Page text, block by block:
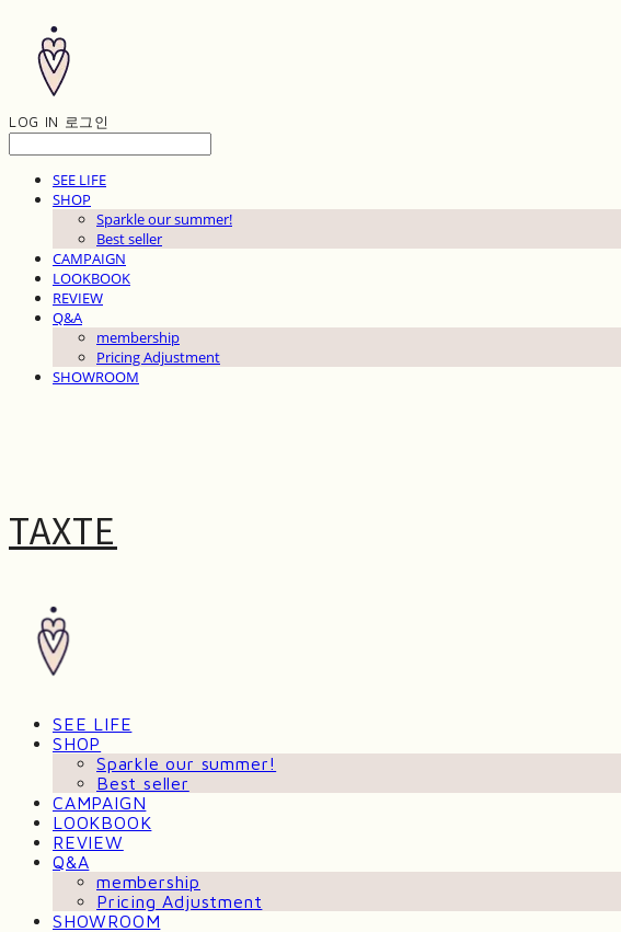
LOG IN 로그인
SEE LIFE
SHOP
Sparkle our summer!
Best seller
CAMPAIGN
LOOKBOOK
REVIEW
Q&A
membership
Pricing Adjustment
SHOWROOM
TAXTE
SEE LIFE
SHOP
Sparkle our summer!
Best seller
CAMPAIGN
LOOKBOOK
REVIEW
Q&A
membership
Pricing Adjustment
SHOWROOM